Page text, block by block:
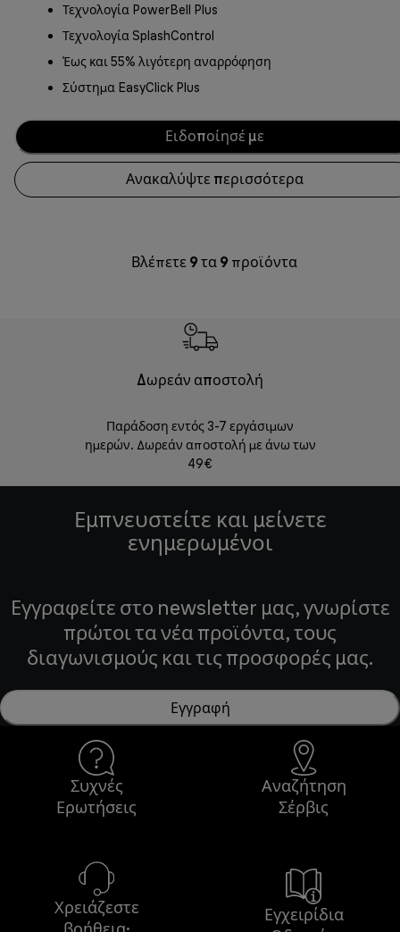
Τεχνολογία PowerBell Plus
Τεχνολογία SplashControl
Έως και 55% λιγότερη αναρρόφηση
Σύστημα EasyClick Plus
Ειδοποίησέ με
Ανακαλύψτε περισσότερα
Βλέπετε 9 τα 9 προϊόντα
Δωρεάν αποστολή
Παράδοση εντός 3-7 εργάσιμων
ημερών. Δωρεάν αποστολή με άνω των
49€
Εμπνευστείτε και μείνετε
ενημερωμένοι
Εγγραφείτε στο newsletter μας, γνωρίστε
πρώτοι τα νέα προϊόντα, τους
διαγωνισμούς και τις προσφορές μας.
Εγγραφή
Συχνές
Ερωτήσεις
Αναζήτηση
Σέρβις
Χρειάζεστε
Εγχειρίδια